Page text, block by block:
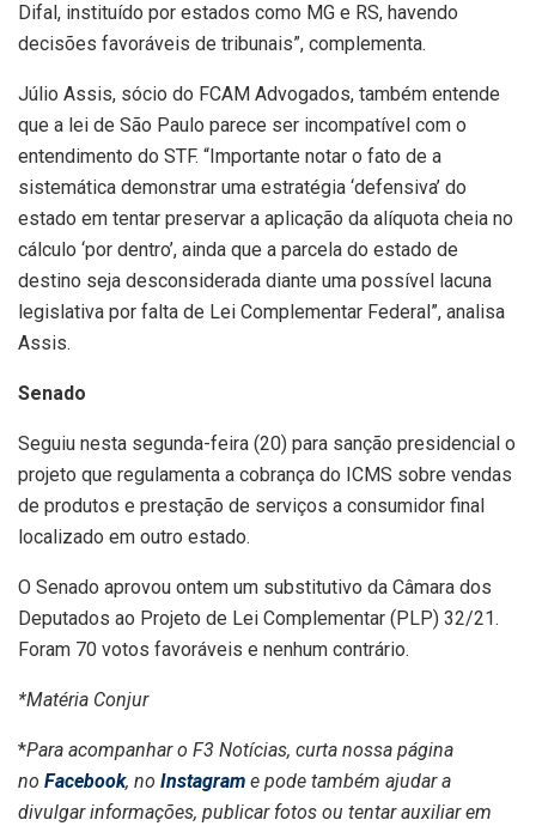
Difal, instituído por estados como MG e RS, havendo
decisões favoráveis de tribunais”, complementa.
Júlio Assis, sócio do FCAM Advogados, também entende
que a lei de São Paulo parece ser incompatível com o
entendimento do STF. “Importante notar o fato de a
sistemática demonstrar uma estratégia ‘defensiva’ do
estado em tentar preservar a aplicação da alíquota cheia no
cálculo ‘por dentro’, ainda que a parcela do estado de
destino seja desconsiderada diante uma possível lacuna
legislativa por falta de Lei Complementar Federal”, analisa
Assis.
Senado
Seguiu nesta segunda-feira (20) para sanção presidencial o
projeto que regulamenta a cobrança do ICMS sobre vendas
de produtos e prestação de serviços a consumidor final
localizado em outro estado.
O Senado aprovou ontem um substitutivo da Câmara dos
Deputados ao Projeto de Lei Complementar (PLP) 32/21.
Foram 70 votos favoráveis e nenhum contrário.
*Matéria Conjur
*Para acompanhar o F3 Notícias, curta nossa página
no Facebook, no Instagram e pode também ajudar a
divulgar informações, publicar fotos ou tentar auxiliar em